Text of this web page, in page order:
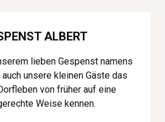
ALBERT
lieben Gespenst namens
unsere kleinen Gäste das
von früher auf eine
Weise kennen.